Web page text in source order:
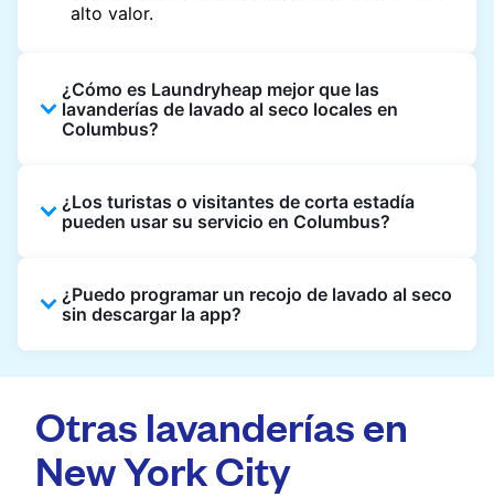
alto valor.
¿Cómo es Laundryheap mejor que las
lavanderías de lavado al seco locales en
Columbus?
lavado al seco locales, Laundryheap ofrece
recojo y entrega a domicilio, reservas online y
necesitas organizar tu día según el horario de
atención. Además, trabajamos con socios de
lavado al seco sea más fácil, rápido y
predecible.
¿Los turistas o visitantes de corta estadía
pueden usar su servicio en Columbus?
hoteles, Airbnb y propiedades de alquiler
pueden reservar usando una dirección local y
disfrutar de nuestro servicio rápido en todo
Columbus.
¿Puedo programar un recojo de lavado al seco
sin descargar la app?
app. Sin embargo, te recomendamos usar la
app para acceder a actualizaciones y ofertas
exclusivas en tu ciudad.
Otras lavanderías en
New York City